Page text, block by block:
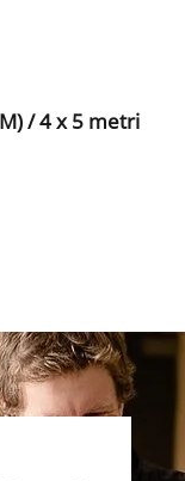
/ 4 x 5 metri